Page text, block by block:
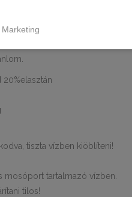
része is ezüst csík
tiszta vízben kiöblíteni!
mosóport tartalmazó vízben.
tilos!
Marketing